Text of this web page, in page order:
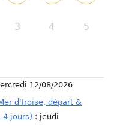
3 4 5
12/08/2026
d'Iroise, départ &
4 jours) : jeudi